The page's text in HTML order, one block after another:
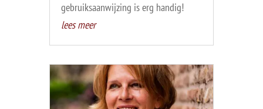
gebruiksaanwijzing is erg handig!
lees meer